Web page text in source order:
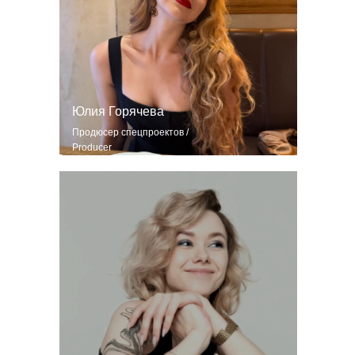
Продюсер спецпроектов /
Producer
Юлия Горячева